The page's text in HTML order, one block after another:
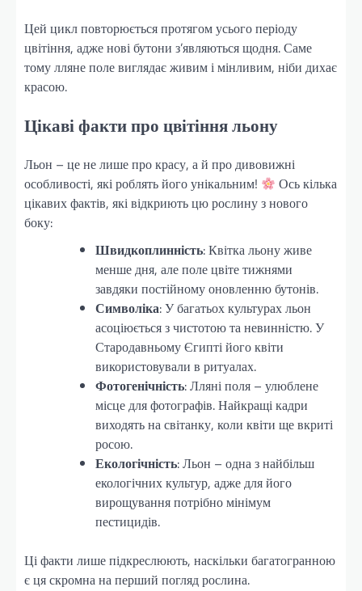
Цей цикл повторюється протягом усього періоду
цвітіння, адже нові бутони з’являються щодня. Саме
тому лляне поле виглядає живим і мінливим, ніби дихає
красою.
Цікаві факти про цвітіння льону
Льон – це не лише про красу, а й про дивовижні
особливості, які роблять його унікальним!
Ось кілька
цікавих фактів, які відкриють цю рослину з нового
боку:
Швидкоплинність: Квітка льону живе
менше дня, але поле цвіте тижнями
завдяки постійному оновленню бутонів.
Символіка: У багатьох культурах льон
асоціюється з чистотою та невинністю. У
Стародавньому Єгипті його квіти
використовували в ритуалах.
Фотогенічність: Лляні поля – улюблене
місце для фотографів. Найкращі кадри
виходять на світанку, коли квіти ще вкриті
росою.
Екологічність: Льон – одна з найбільш
екологічних культур, адже для його
вирощування потрібно мінімум
пестицидів.
Ці факти лише підкреслюють, наскільки багатогранною
є ця скромна на перший погляд рослина.